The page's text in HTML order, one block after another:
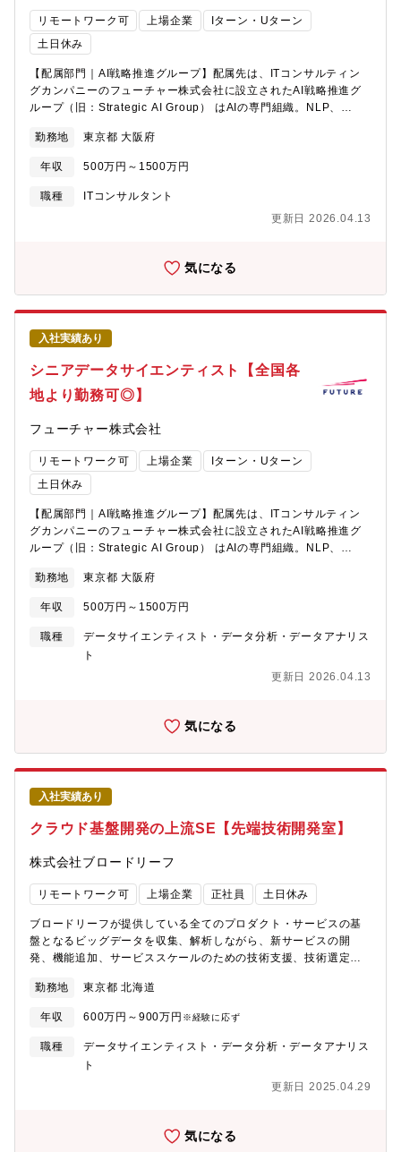
う変革が社内で進んでおります。■5～10時間の残業/子育てとの両
立全社平均残業が10.7時間/月であり、男性育休の取得促進など
個々のライフステージに合わせた就業が可能な環境です。各求人
にて目安となる残業時間も定めており、繁忙期期間に伴う時間の
多い/少ないあるものの長時間残業抑制に繋がっております。お子
様がいる方についても事前相談でお子様の送り迎え時間への配慮
など制度・環境ともにあるため仕事と私生活の両立が可能な企業
クライアント型の電子決済インフラを開発しており、現在は電子
マネーだけではなくクレジットやプリペイドなど決済分野で、従
います。業界でも最多のカードに対応している事、仮想化技術を
用いる事、優れた拡張性高いセキュリティを可能としており、業
リモートワーク可 上場企業
Iターン・Uターン
土日休み
【配属部門｜AI戦略推進グループ】配属先は、ITコンサルティン
グカンパニーのフューチャー株式会社に設立されたAI戦略推進グ
ループ（旧：Strategic AI Group） はAIの専門組織。NLP、
理最適化やMLOpsなど多様な専門性をもつAIエンジニア、AIコン
サルタントや研究者が集結し、基礎・応用研究を通した先端追求
による基礎技術力の獲得と、実ビジネスへのAI応用を両軸ですす
めています。わたしたちは最適解の追求のために特定の製品によ
コンサルティング力と組み合わせて顧客・業界の変革を続けてい
適化、画像、言語等の最先端のAI活用テーマを構想し、ビジネス
インパクトを生み出す提案をリードします・顧客・業界が抱える
本質的な課題に基づき、AIを核とした革新的な業務とAIソリュー
ションをデザインします・AI案件の成功に向けてプロジェクト全
体を牽引、メンバーとして参画する場合は高度なAIエンジニアリ
ングとデリバリを推進します・社外への情報発信（講演活動、専
門誌への執筆など）を通じて、AI領域における同社のプレゼンス
を確立することもできます【AI社会実装の事例】・AIエージェン
トによるAI駆動の法人融資業務プロセスへの変革デザイン・実装
計・開発（製造）・全社の生成AI活用施策の推進の伴走支援およ
びAI基盤構築（製造）・新聞特化の大規模言語モデル研究開発・
導入（メディア）・精神疾患診断補助を行うソフトウェア医療機
器研究開発（医療）・業界屈指精度・業務改善効果を誇る完全自
社性の特化型AI-OCR（公共・民間各社）・美容診断・画像生成、
類似ファッション検索等のカスタムAIエンジン（美容・アパレ
ル）・50万個/日の生産を支える日販の食品製造業の消費需要予測
（食品製造）・年5万時間の効果を生む従業員シフト最適化エンジ
介さないフルデジタルの設備点検の訪問計画最適化（エネルギ
ー）・マーケティングや業務効率化等の施策検討～検証のPDCA
例】・LLM/NLPを中心とした複数大学との共同研究、国内・海外
会議や論文誌への投稿・発表・AI Agentの最新手法、ツール、ア
ーキテクチャの調査や応用研究開発・MLOps・LLMOpsのサービ
ス調査や応用検証・その他、ビジネス課題に応じたLLM/NLP、
や制度】★ワークライフバランス・裁量労働制（セルフコントロ
ール制）を採用 個人のライフスタイルに合わせて勤務時間をコ
ントロール（子供の送り迎えや病院付き添いなど中抜けも可）・
全社的なリモートワーク活用によるワークライフの両立促進、場
所関係なく働ける環境整備（ロケーションフリー制度）を導入。
北は北海道から南は沖縄までUIターン社員含め幅広い拠点での人
材がジョイン。・成果比率型裁量労働制の導入 業務の成果量を
80%や60%などに調整することで、個人の事情に応じた働き方を
実現するためのオリジナル制度・平均残業時間：20～30時間（労
（1on1面談） 同じプロジェクトやグループ上長とだけの面談の
みならず、キャリア・働き方の視野を広げることを目的に業務上
関わりのないリーダーやスペシャリストとの面談も可能な、独自
の1on1の取り組み。・男女ともに育休や休職からの復帰時面談・
社内座談会・勉強会開催 多様な働き方をしている社員を招いた
催。★女性活躍推進法に基づく「えるぼし認定」で最高ランク第3
段階目を取得
勤務地 東京都 大阪府
年収 500万円～1500万円
職種
ITコンサルタント
更新日 2026.04.13
気になる
入社実績あり
シニアデータサイエンティスト【全国各
地より勤務可◎】
フューチャー株式会社
リモートワーク可 上場企業
Iターン・Uターン
土日休み
【配属部門｜AI戦略推進グループ】配属先は、ITコンサルティン
グカンパニーのフューチャー株式会社に設立されたAI戦略推進グ
ループ（旧：Strategic AI Group） はAIの専門組織。NLP、
理最適化やMLOpsなど多様な専門性をもつAIエンジニア、AIコン
サルタントや研究者が集結し、基礎・応用研究を通した先端追求
による基礎技術力の獲得と、実ビジネスへのAI応用を両軸ですす
めています。わたしたちは最適解の追求のために特定の製品によ
らず、世にないAIは自ら作り出し、フューチャーが持つ屈指のIT
ます。【ミッション・具体的な業務】・データサイエンス領域の
バーとして、仮説検討から検証までを推進し、顧客に具体的な成
果をもたらします・データサイエンス案件の獲得に向けた営業・
提案活動の最前線に立ち、技術的な専門性とビジネス理解に基づ
いた提案で案件を成功に導きます・社外への情報発信（講演活
動、専門誌への執筆など）を通じて、AI領域における同社のプレ
ゼンスを確立することもできます【AI社会実装の事例】・AIエー
ジェントによるAI駆動の法人融資業務プロセスへの変革デザイ
ン・実装（金融）・全社基盤のAIエージェント・プラットフォー
ムの設計・開発（製造）・全社の生成AI活用施策の推進の伴走支
援およびAI基盤構築（製造）・新聞特化の大規模言語モデル研究
開発・導入（メディア）・精神疾患診断補助を行うソフトウェア
医療機器研究開発（医療）・業界屈指精度・業務改善効果を誇る
完全自社性の特化型AI-OCR（公共・民間各社）・美容診断・画像
生成、類似ファッション検索等のカスタムAIエンジン（美容・ア
パレル）・50万個/日の生産を支える日販の食品製造業の消費需要
ンジン開発（小売）・構築したデジタルツインを駆使した、人の
ギー）・マーケティングや業務効率化等の施策検討～検証の
PDCAを回す伴走型データ活用（各社）【基礎研究・応用研究の
事例】・LLM/NLPを中心とした複数大学との共同研究、国内・海
アーキテクチャの調査や応用研究開発・MLOps・LLMOpsのサー
CV、数理最適化の応用研究開発など【多様な働き方への取り組み
や制度】★ワークライフバランス・裁量労働制（セルフコントロ
勤務地 東京都 大阪府
年収 500万円～1500万円
職種
データサイエンティスト・データ分析・データアナリス
ト
更新日 2026.04.13
気になる
入社実績あり
クラウド基盤開発の上流SE【先端技術開発室】
株式会社ブロードリーフ
リモートワーク可 上場企業 正社員 土日休み
ブロードリーフが提供している全てのプロダクト・サービスの基
盤となるビッグデータを収集、解析しながら、新サービスの開
発、機能追加、サービススケールのための技術支援、技術選定、
産業を支える事業者様（車検工場、自動車部品商社、社販事業
者、板金工場、GSなど）の業務支援システムを提供して得たビッ
グデータを活用し、新たなサービス化を目指しつつ、最新の技術
観点（ブロックチェーン、AI、5Gなど）からサポートすることを
ミッションとしています。サポートとして企画、実装、運用まで
け、自動車部品商社向けなど）に展開をしているプロダクトごと
ていただきます。■プロダクトやソリューションのブリーフィング
管理、概念実証、技術リソースの追加手配など、プロダクト開発
勤務地 東京都 北海道
年収 600万円～900万円 ※経験に応ず
職種
データサイエンティスト・データ分析・データアナリス
ト
更新日 2025.04.29
気になる